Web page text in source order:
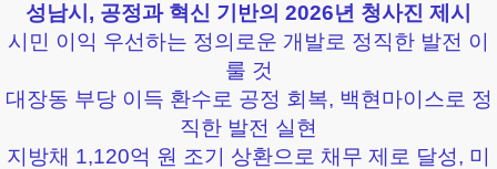
성남시, 공정과 혁신 기반의 2026년 청사진 제시
시민 이익 우선하는 정의로운 개발로 정직한 발전 이
룰 것
대장동 부당 이득 환수로 공정 회복, 백현마이스로 정
직한 발전 실현
지방채 1,120억 원 조기 상환으로 채무 제로 달성, 미